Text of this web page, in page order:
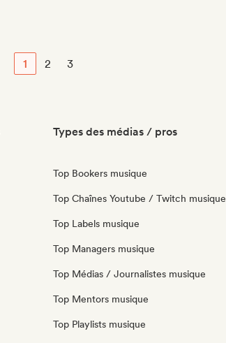
1 2 3
Types des médias / pros
Top Bookers musique
Top Chaînes Youtube / Twitch musique
Top Labels musique
Top Managers musique
Top Médias / Journalistes musique
Top Mentors musique
Top Playlists musique